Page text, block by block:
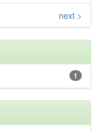
next >
1